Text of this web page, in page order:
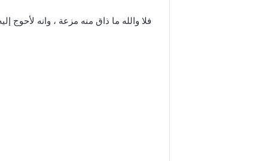
فلا والله ما ذاق منه مزعة ، وانه لأحوج